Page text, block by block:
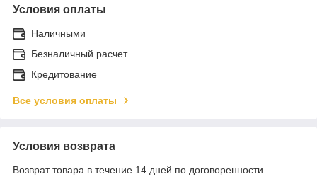
Условия оплаты
Наличными
Безналичный расчет
Кредитование
Все условия оплаты
Условия возврата
Возврат товара в течение 14 дней по договоренности